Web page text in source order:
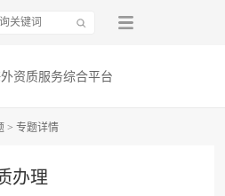
资质服务综合平台
> 专题详情
办理